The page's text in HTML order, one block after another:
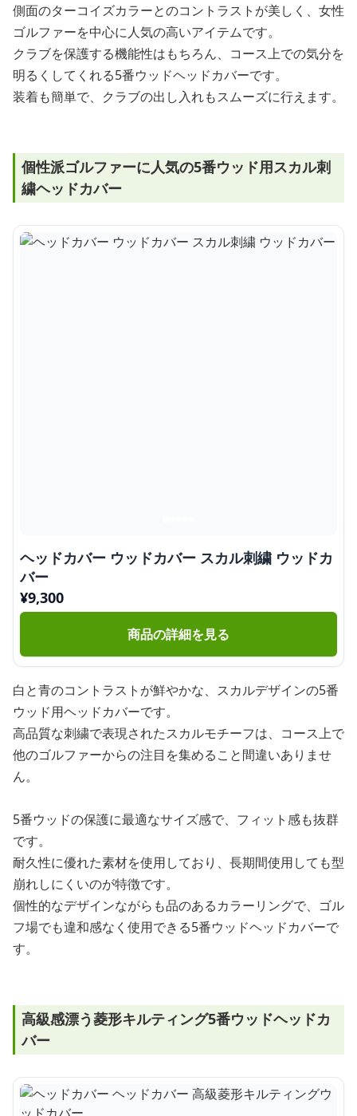
側面のターコイズカラーとのコントラストが美しく、女性
ゴルファーを中心に人気の高いアイテムです。
クラブを保護する機能性はもちろん、コース上での気分を
明るくしてくれる5番ウッドヘッドカバーです。
装着も簡単で、クラブの出し入れもスムーズに行えます。
個性派ゴルファーに人気の5番ウッド用スカル刺
繍ヘッドカバー
ヘッドカバー ウッドカバー スカル刺繍 ウッドカ
バー
¥9,300
商品の詳細を見る
白と青のコントラストが鮮やかな、スカルデザインの5番
ウッド用ヘッドカバーです。
高品質な刺繍で表現されたスカルモチーフは、コース上で
他のゴルファーからの注目を集めること間違いありませ
ん。
5番ウッドの保護に最適なサイズ感で、フィット感も抜群
です。
耐久性に優れた素材を使用しており、長期間使用しても型
崩れしにくいのが特徴です。
個性的なデザインながらも品のあるカラーリングで、ゴル
フ場でも違和感なく使用できる5番ウッドヘッドカバーで
す。
高級感漂う菱形キルティング5番ウッドヘッドカ
バー